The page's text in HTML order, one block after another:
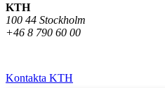
KTH
100 44 Stockholm
+46 8 790 60 00
Kontakta KTH